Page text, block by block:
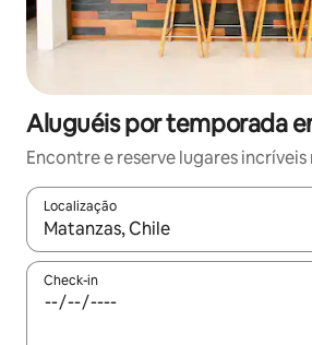
Aluguéis por temporada
Encontre e reserve lugares
Localização
Quando os resultados estiverem
Check-in